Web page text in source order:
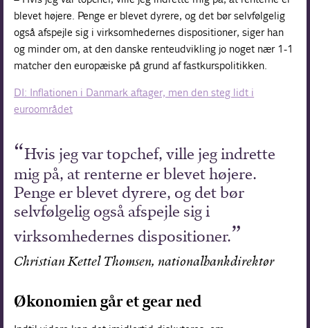
blevet højere. Penge er blevet dyrere, og det bør selvfølgelig
også afspejle sig i virksomhedernes dispositioner, siger han
og minder om, at den danske renteudvikling jo noget nær 1-1
matcher den europæiske på grund af fastkurspolitikken.
DI: Inflationen i Danmark aftager, men den steg lidt i
euroområdet
Hvis jeg var topchef, ville jeg indrette
mig på, at renterne er blevet højere.
Penge er blevet dyrere, og det bør
selvfølgelig også afspejle sig i
virksomhedernes dispositioner.
Christian Kettel Thomsen, nationalbankdirektør
Økonomien går et gear ned